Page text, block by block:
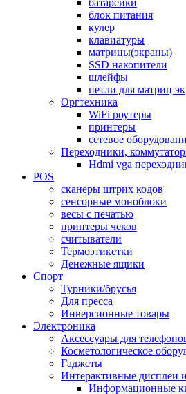
батарейки
блок питания
кулер
клавиатуры
матрицы(экраны)
SSD накопители
шлейфы
петли для матриц
Оргтехника
WiFi роутеры
принтеры
сетевое
Переходники,
Hdmi vga
POS
сканеры штрих кодов
сенсорные моноблоки
весы с печатью
принтеры чеков
считыватели
Термоэтикетки
Денежные ящики
Спорт
Турники/брусья
Для пресса
Инверсионные товары
Электроника
Аксессуары для
Косметологическое
Гаджеты
Интерактивные дисплеи
Информационные